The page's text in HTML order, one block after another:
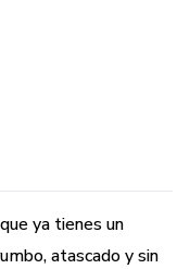
con fluidez.
ya tienes un
atascado y sin